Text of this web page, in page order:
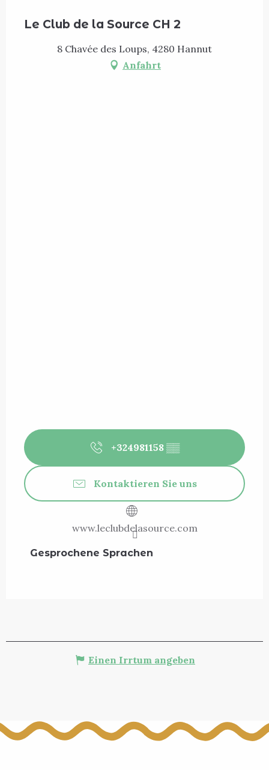
Le Club de la Source CH 2
8 Chavée des Loups, 4280 Hannut
Anfahrt
+324981158 ▒▒
Kontaktieren Sie uns
www.leclubdelasource.com
Gesprochene Sprachen
Gesprochene Sprachen
Einen Irrtum angeben